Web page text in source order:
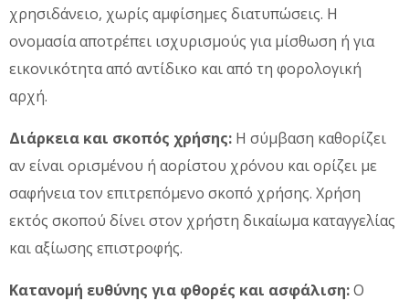
χρησιδάνειο, χωρίς αμφίσημες διατυπώσεις. Η
ονομασία αποτρέπει ισχυρισμούς για μίσθωση ή για
εικονικότητα από αντίδικο και από τη φορολογική
αρχή.
Διάρκεια και σκοπός χρήσης: Η σύμβαση καθορίζει
αν είναι ορισμένου ή αορίστου χρόνου και ορίζει με
σαφήνεια τον επιτρεπόμενο σκοπό χρήσης. Χρήση
εκτός σκοπού δίνει στον χρήστη δικαίωμα καταγγελίας
και αξίωσης επιστροφής.
Κατανομή ευθύνης για φθορές και ασφάλιση:Ο